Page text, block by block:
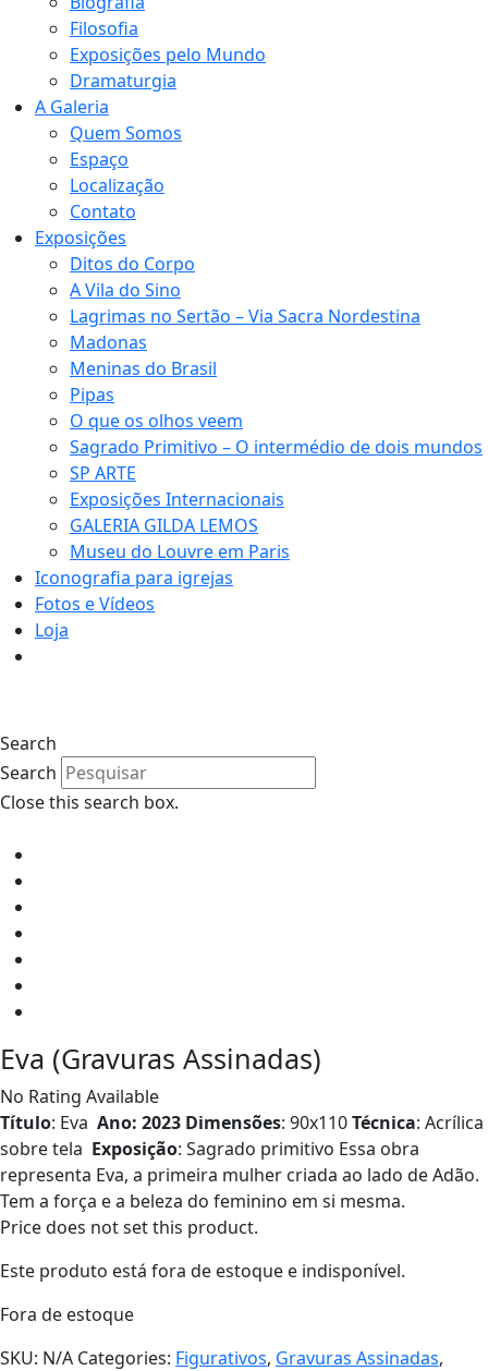
Filosofia
Exposições pelo Mundo
Dramaturgia
A Galeria
Quem Somos
Espaço
Localização
Contato
Exposições
Ditos do Corpo
A Vila do Sino
Lagrimas no Sertão – Via Sacra Nordestina
Madonas
Meninas do Brasil
Pipas
O que os olhos veem
Sagrado Primitivo – O intermédio de dois mundos
SP ARTE
Exposições Internacionais
GALERIA GILDA LEMOS
Museu do Louvre em Paris
Iconografia para igrejas
Fotos e Vídeos
Loja
Search
Search
Close this search box.
Eva (Gravuras Assinadas)
No Rating Available
Título: Eva Ano: 2023 Dimensões: 90x110Técnica: Acrílica
sobre tela Exposição: Sagrado primitivo Essa obra
representa Eva, a primeira mulher criada ao lado de Adão.
Tem a força e a beleza do feminino em si mesma.
Price does not set this product.
Este produto está fora de estoque e indisponível.
Fora de estoque
SKU: N/A Categories: Figurativos, Gravuras Assinadas,